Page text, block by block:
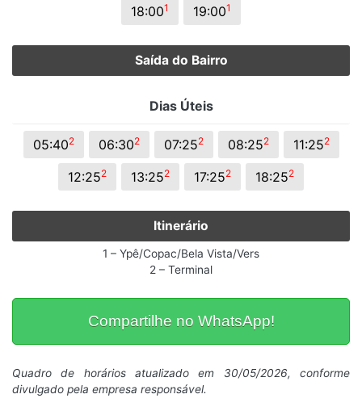
18:001 19:001
Saída do Bairro
Dias Úteis
05:402 06:302 07:252 08:252 11:252
12:252 13:252 17:252 18:252
Itinerário
1 – Ypê/Copac/Bela Vista/Vers
2 – Terminal
Compartilhe no WhatsApp!
Quadro de horários atualizado em 30/05/2026, conforme
divulgado pela empresa responsável.